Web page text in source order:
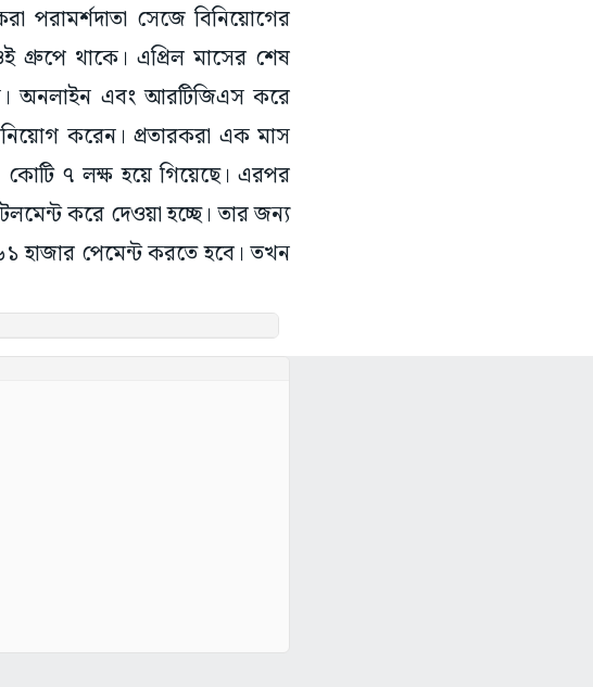
পরামর্শদাতা সেজে বিনিয়োগের
গ্রুপে থাকে। এপ্রিল মাসের শেষ
অনলাইন এবং আরটিজিএস করে
করেন। প্রতারকরা এক মাস
৭ লক্ষ হয়ে গিয়েছে। এরপর
করে দেওয়া হচ্ছে। তার জন্য
হাজার পেমেন্ট করতে হবে। তখন